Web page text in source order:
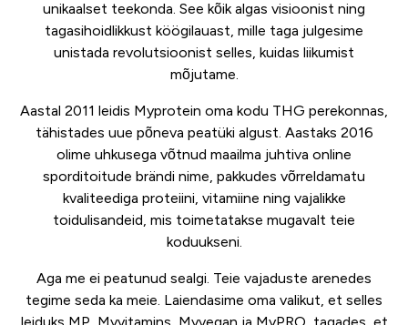
unikaalset teekonda. See kõik algas visioonist ning
tagasihoidlikkust köögilauast, mille taga julgesime
unistada revolutsioonist selles, kuidas liikumist
mõjutame.
Aastal 2011 leidis Myprotein oma kodu THG perekonnas,
tähistades uue põneva peatüki algust. Aastaks 2016
olime uhkusega võtnud maailma juhtiva online
sporditoitude brändi nime, pakkudes võrreldamatu
kvaliteediga proteiini, vitamiine ning vajalikke
toidulisandeid, mis toimetatakse mugavalt teie
koduukseni.
Aga me ei peatunud sealgi. Teie vajaduste arenedes
tegime seda ka meie. Laiendasime oma valikut, et selles
leiduks MP, Myvitamins, Myvegan ja MyPRO, tagades, et